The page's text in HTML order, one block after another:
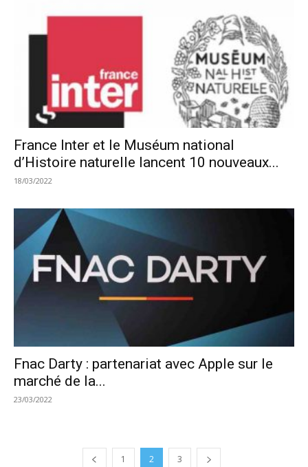
France Inter et le Muséum national
d’Histoire naturelle lancent 10 nouveaux...
18/03/2022
Fnac Darty : partenariat avec Apple sur le
marché de la...
23/03/2022
1 2 3